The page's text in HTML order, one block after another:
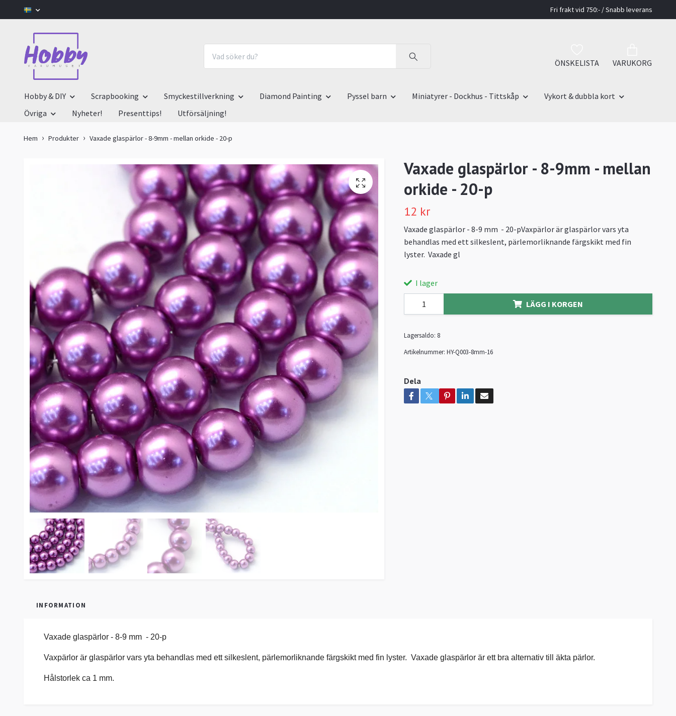
Fri frakt vid 750:- / Snabb leverans
ÖNSKELISTA VARUKORG
Hobby & DIY Scrapbooking Smyckestillverkning Diamond Painting Pyssel barn Miniatyrer - Dockhus - Tittskåp
Vykort & dubbla kort
Övriga
Nyheter! Presenttips! Utförsäljning!
Hem Produkter Vaxade glaspärlor - 8-9mm - mellan orkide - 20-p
Vaxade glaspärlor - 8-9mm - mellan
orkide - 20-p
12 kr
Vaxade glaspärlor - 8-9 mm - 20-pVaxpärlor är glaspärlor vars yta
behandlas med ett silkeslent, pärlemorliknande färgskikt med fin
lyster. Vaxade gl
I lager
LÄGG I KORGEN
Lagersaldo: 8
Artikelnummer: HY-Q003-8mm-16
Dela
INFORMATION
Vaxade glaspärlor - 8-9 mm - 20-p
Vaxpärlor är glaspärlor vars yta behandlas med ett silkeslent, pärlemorliknande färgskikt med fin lyster. Vaxade glaspärlor är ett bra alternativ till äkta pärlor.
Hålstorlek ca 1 mm.